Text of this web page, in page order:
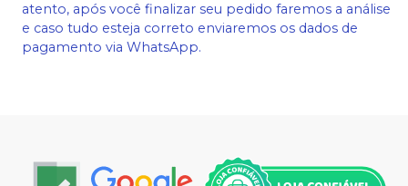
atento, após você finalizar seu pedido faremos a análise
e caso tudo esteja correto enviaremos os dados de
pagamento via WhatsApp.